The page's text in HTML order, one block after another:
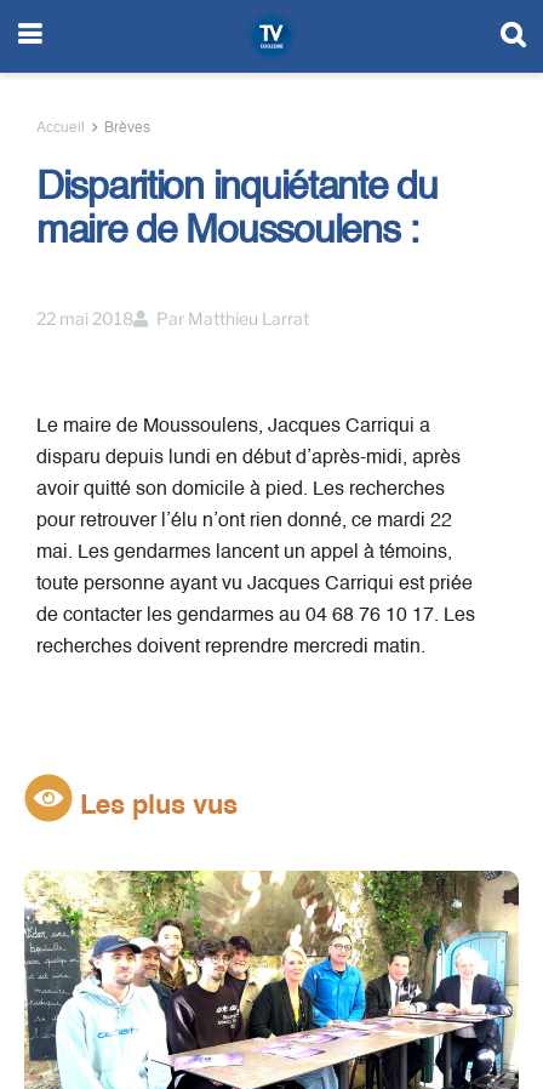
Accueil Brèves
Disparition inquiétante du
maire de Moussoulens :
22 mai 2018 Par Matthieu Larrat
Le maire de Moussoulens, Jacques Carriqui a
disparu depuis lundi en début d’après-midi, après
avoir quitté son domicile à pied. Les recherches
pour retrouver l’élu n’ont rien donné, ce mardi 22
mai. Les gendarmes lancent un appel à témoins,
toute personne ayant vu Jacques Carriqui est priée
de contacter les gendarmes au 04 68 76 10 17. Les
recherches doivent reprendre mercredi matin.
Les plus vus